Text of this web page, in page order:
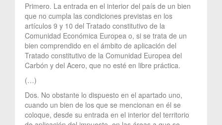
Primero. La entrada en el interior del país de un bien
que no cumpla las condiciones previstas en los
artículos 9 y 10 del Tratado constitutivo de la
Comunidad Económica Europea o, si se trata de un
bien comprendido en el ámbito de aplicación del
Tratado constitutivo de la Comunidad Europea del
Carbón y del Acero, que no esté en libre práctica.
(…)
Dos. No obstante lo dispuesto en el apartado uno,
cuando un bien de los que se mencionan en él se
coloque, desde su entrada en el interior del territorio